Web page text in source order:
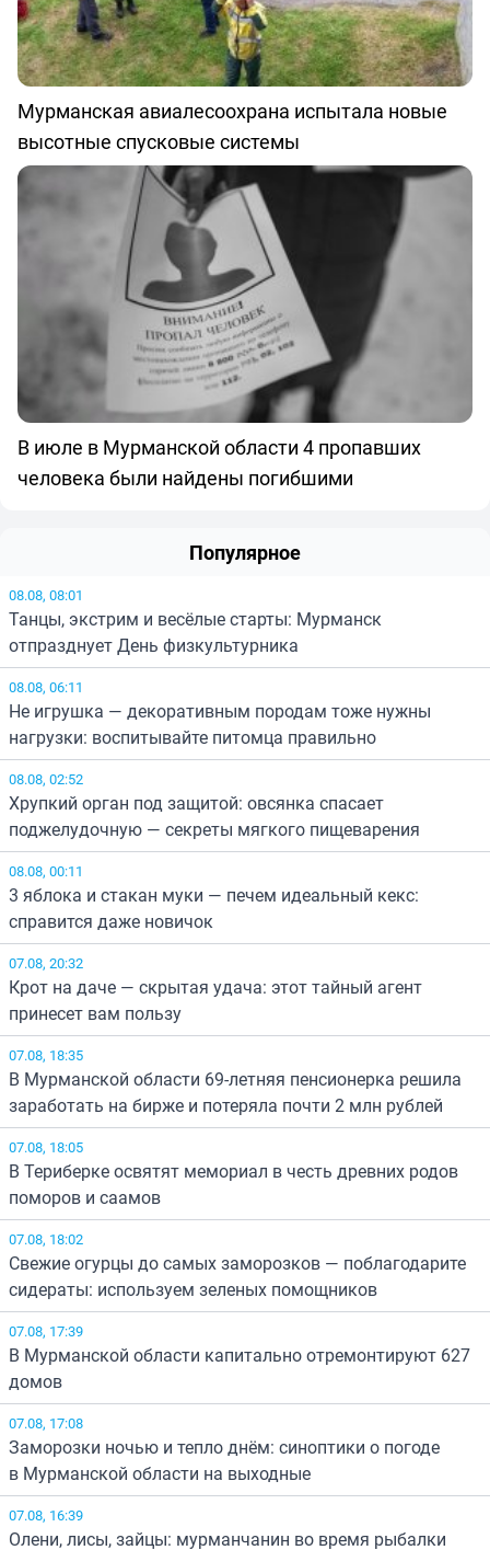
Мурманская авиалесоохрана испытала новые
высотные спусковые системы
В июле в Мурманской области 4 пропавших
человека были найдены погибшими
Популярное
08.08, 08:01
Танцы, экстрим и весёлые старты: Мурманск
отпразднует День физкультурника
08.08, 06:11
Не игрушка — декоративным породам тоже нужны
нагрузки: воспитывайте питомца правильно
08.08, 02:52
Хрупкий орган под защитой: овсянка спасает
поджелудочную — секреты мягкого пищеварения
08.08, 00:11
3 яблока и стакан муки — печем идеальный кекс:
справится даже новичок
07.08, 20:32
Крот на даче — скрытая удача: этот тайный агент
принесет вам пользу
07.08, 18:35
В Мурманской области 69-летняя пенсионерка решила
заработать на бирже и потеряла почти 2 млн рублей
07.08, 18:05
В Териберке освятят мемориал в честь древних родов
поморов и саамов
07.08, 18:02
Свежие огурцы до самых заморозков — поблагодарите
сидераты: используем зеленых помощников
07.08, 17:39
В Мурманской области капитально отремонтируют 627
домов
07.08, 17:08
Заморозки ночью и тепло днём: синоптики о погоде
в Мурманской области на выходные
07.08, 16:39
Олени, лисы, зайцы: мурманчанин во время рыбалки